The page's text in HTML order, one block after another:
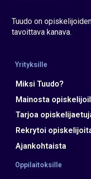
Tuudo on
tavoittava kanava.
Yrityksille
Miksi Tuudo?
Mainosta
Tarjoa
Rekrytoi
Ajankohtaista
Oppilaitoksille